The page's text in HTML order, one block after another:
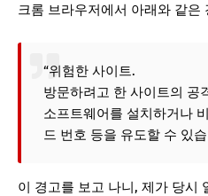
크롬 브라우저에서 아래와 같은
“위험한 사이트.
방문하려고 한 사이트의 공
소프트웨어를 설치하거나
드 번호 등을 유도할 수 있
이 경고를 보고 나니, 제가 당시